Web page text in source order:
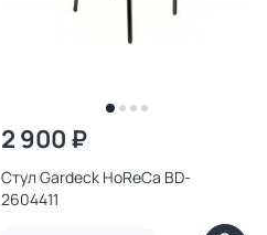
2 900 ₽
Стул Gardeck HoReCa BD-
2604411